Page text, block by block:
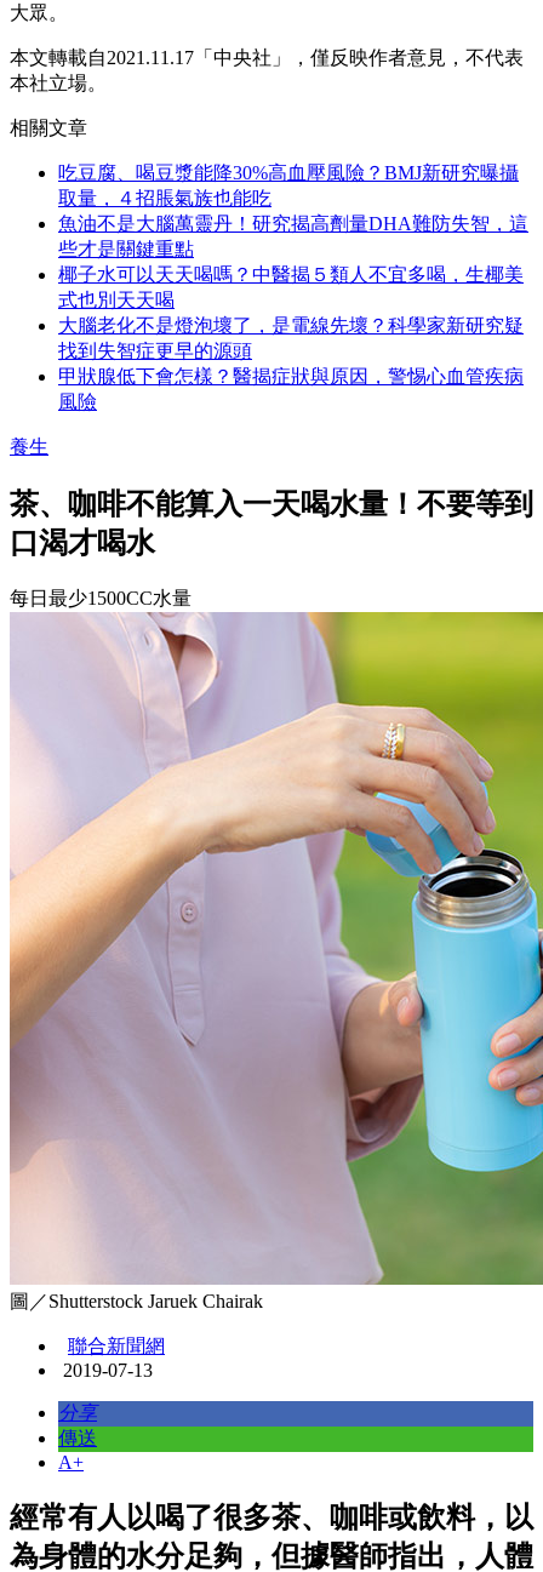
大眾。
本文轉載自2021.11.17「中央社」，僅反映作者意見，不代表
本社立場。
相關文章
吃豆腐、喝豆漿能降30%高血壓風險？BMJ新研究曝攝
取量，４招脹氣族也能吃
魚油不是大腦萬靈丹！研究揭高劑量DHA難防失智，這
些才是關鍵重點
椰子水可以天天喝嗎？中醫揭５類人不宜多喝，生椰美
式也別天天喝
大腦老化不是燈泡壞了，是電線先壞？科學家新研究疑
找到失智症更早的源頭
甲狀腺低下會怎樣？醫揭症狀與原因，警惕心血管疾病
風險
養生
茶、咖啡不能算入一天喝水量！不要等到
口渴才喝水
每日最少1500CC水量
圖／Shutterstock Jaruek Chairak
聯合新聞網
2019-07-13
分享
傳送
A+
經常有人以喝了很多茶、咖啡或飲料，以
為身體的水分足夠，但據醫師指出，人體